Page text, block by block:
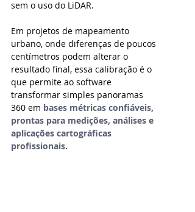
sem o uso do LiDAR.
Em projetos de mapeamento
urbano, onde diferenças de poucos
centímetros podem alterar o
resultado final, essa calibração é o
que permite ao software
transformar simples panoramas
360 em bases métricas confiáveis,
prontas para medições, análises e
aplicações cartográficas
profissionais.